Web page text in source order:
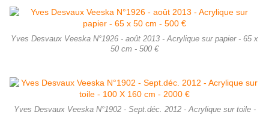
Yves Desvaux Veeska N°1926 - août 2013 - Acrylique sur papier - 65 x
50 cm - 500 €
Yves Desvaux Veeska N°1902 - Sept.déc. 2012 - Acrylique sur toile -